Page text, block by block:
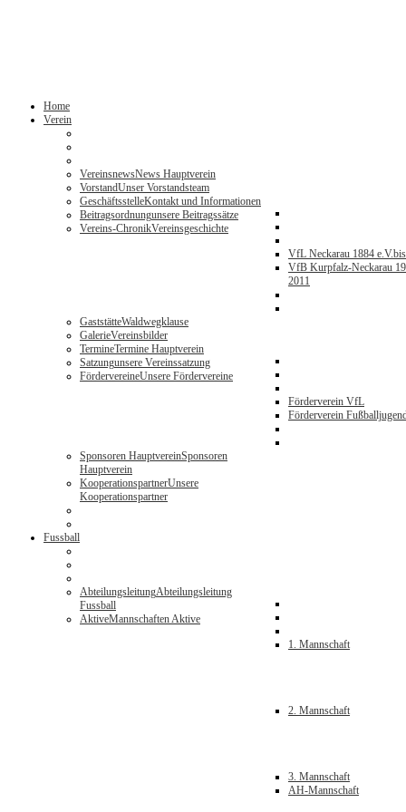
Home
Verein
VereinsnewsNews Hauptverein
VorstandUnser Vorstandsteam
GeschäftsstelleKontakt und Informationen
Beitragsordnungunsere Beitragssätze
Vereins-ChronikVereinsgeschichte
VfL Neckarau 1884 e.V.
VfB Kurpfalz-Neckarau
2011
GaststätteWaldwegklause
GalerieVereinsbilder
TermineTermine Hauptverein
Satzungunsere Vereinssatzung
FördervereineUnsere Fördervereine
Förderverein VfL
Förderverein
Sponsoren HauptvereinSponsoren
Hauptverein
KooperationspartnerUnsere
Kooperationspartner
Fussball
AbteilungsleitungAbteilungsleitung
Fussball
AktiveMannschaften Aktive
1. Mannschaft
2. Mannschaft
3. Mannschaft
AH-Mannschaft